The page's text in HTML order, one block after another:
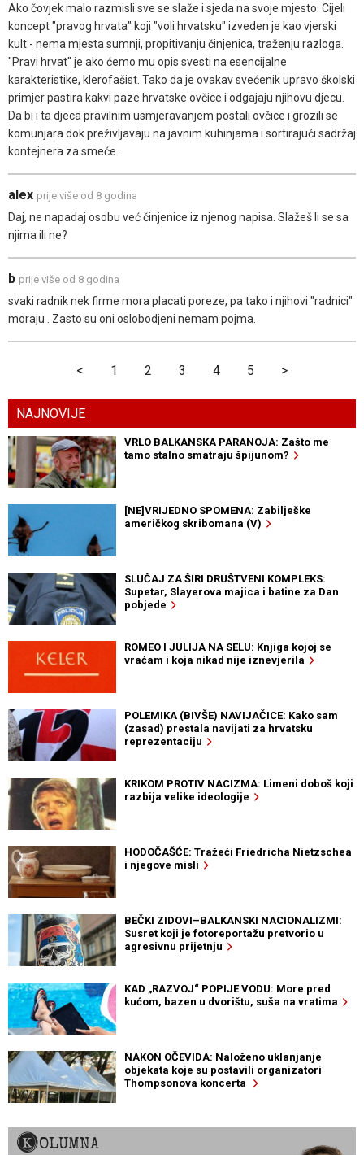
Ako čovjek malo razmisli sve se slaže i sjeda na svoje mjesto. Cijeli
koncept "pravog hrvata" koji "voli hrvatsku" izveden je kao vjerski
kult - nema mjesta sumnji, propitivanju činjenica, traženju razloga.
"Pravi hrvat" je ako ćemo mu opis svesti na esencijalne
karakteristike, klerofašist. Tako da je ovakav svećenik upravo školski
primjer pastira kakvi paze hrvatske ovčice i odgajaju njihovu djecu.
Da bi i ta djeca pravilnim usmjeravanjem postali ovčice i grozili se
komunjara dok preživljavaju na javnim kuhinjama i sortirajući sadržaj
kontejnera za smeće.
alex prije više od 8 godina
Daj, ne napadaj osobu već činjenice iz njenog napisa. Slažeš li se sa
njima ili ne?
b prije više od 8 godina
svaki radnik nek firme mora placati poreze, pa tako i njihovi "radnici"
moraju . Zasto su oni oslobodjeni nemam pojma.
< 1 2 3 4 5 >
NAJNOVIJE
VRLO BALKANSKA PARANOJA: Zašto me
tamo stalno smatraju špijunom?
[NE]VRIJEDNO SPOMENA: Zabilješke
američkog skribomana (V)
SLUČAJ ZA ŠIRI DRUŠTVENI KOMPLEKS:
Supetar, Slayerova majica i batine za Dan
pobjede
ROMEO I JULIJA NA SELU: Knjiga kojoj se
vraćam i koja nikad nije iznevjerila
POLEMIKA (BIVŠE) NAVIJAČICE: Kako sam
(zasad) prestala navijati za hrvatsku
reprezentaciju
KRIKOM PROTIV NACIZMA: Limeni doboš koji
razbija velike ideologije
HODOČAŠĆE: Tražeći Friedricha Nietzschea
i njegove misli
BEČKI ZIDOVI–BALKANSKI NACIONALIZMI:
Susret koji je fotoreportažu pretvorio u
agresivnu prijetnju
KAD „RAZVOJ“ POPIJE VODU: More pred
kućom, bazen u dvorištu, suša na vratima
NAKON OČEVIDA: Naloženo uklanjanje
objekata koje su postavili organizatori
Thompsonova koncerta
KOLUMNA